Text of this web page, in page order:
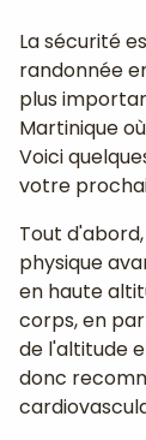
La sécurité
randonnée
plus
Martinique
Voici
votre
Tout
physique
en haute
corps, en
de l'altitude
donc